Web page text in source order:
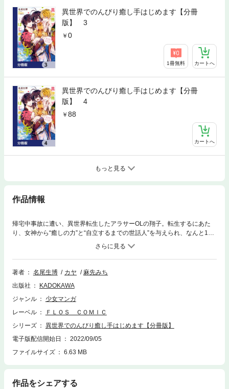
異世界でのんびり癒し手はじめます【分冊
版】 3
0
1冊無料 カートへ
異世界でのんびり癒し手はじめます【分冊
版】 4
88
カートへ
もっと見る
作品情報
帰宅中事故に遭い、異世界転生したアラサーOLの翔子。転生するにあた
り、女神から“癒しの力”と“自立するまでの世話人”を与えられ、なんと10
歳の姿から再スタートすることに……。転生先で目が覚めた祥子は、瀕死
のところをイケメン狩人・ファルコに拾われる。ファルコが“自立するまで
の世話人”だと直感した翔子は、彼と二人で暮らすことを決めるが……さぁ
大変！ファルコの溺愛っぷりは、誰にも止められないほどで――!?スライ
コと第二の人生を楽しもうと思います！WEB発の大人気異世界スローライ
フ・ファンタジー、コミカライズ☆ 分冊版第1弾。※本作品は単行本を分
さい。
著者 名尾生博 カヤ
麻先みち
出版社
KADOKAWA
ジャンル
少女マンガ
レーベル
ＦＬＯＳ ＣＯＭＩＣ
シリーズ
異世界でのんびり癒し手はじめます【分冊版】
電子版配信開始日
2022/09/05
ファイルサイズ
6.63 MB
作品をシェアする